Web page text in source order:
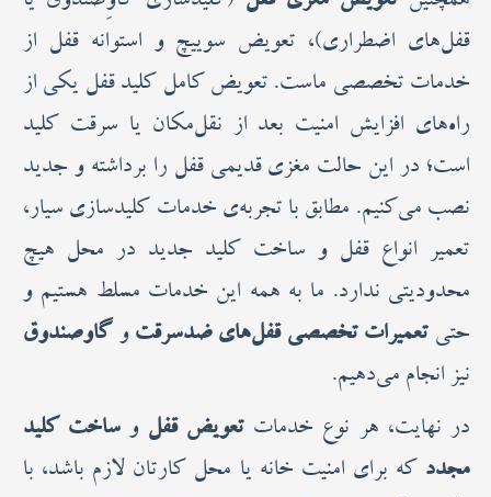
قفل‌های اضطراری)، تعویض سوییچ و استوانه قفل از
خدمات تخصصی ماست. تعویض کامل کلید قفل یکی از
راه‌های افزایش امنیت بعد از نقل‌مکان یا سرقت کلید
است؛ در این حالت مغزی قدیمی قفل را برداشته و جدید
نصب می‌کنیم. مطابق با تجربه‌ی خدمات کلیدسازی سیار،
تعمیر انواع قفل و ساخت کلید جدید در محل هیچ
محدودیتی ندارد. ما به همه این خدمات مسلط هستیم و
حتیتعمیرات تخصصی قفل‌های ضدسرقت و گاوصندوق
نیز انجام می‌دهیم.
در نهایت، هر نوع خدماتتعویض قفل وساخت کلید
مجدد که برای امنیت خانه یا محل کارتان لازم باشد، با